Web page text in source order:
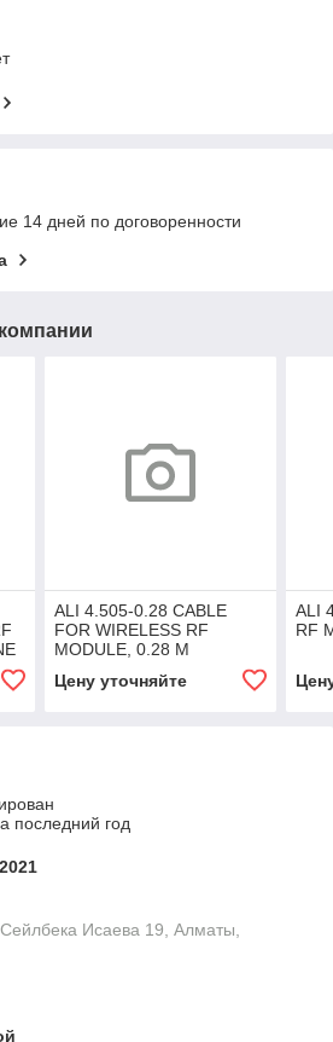
14 дней по договоренности
ALI 4.505-0.28 CABLE
FOR WIRELESS RF
MODULE, 0.28 M
Цену уточняйте
ALI
RF
последний год
Исаева 19, Алматы,